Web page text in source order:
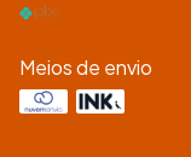
Meios de envio